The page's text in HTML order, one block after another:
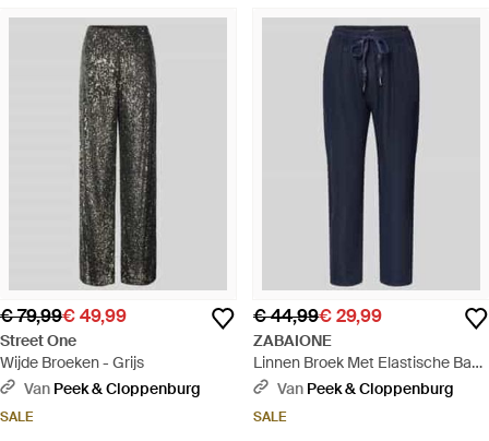
€ 79,99€ 49,99
Street One
Wijde Broeken - Grijs
Van Peek & Cloppenburg
SALE
€ 44,99€ 29,99
ZABAIONE
Linnen Broek Met Elastische Band
- Blauw
Van Peek & Cloppenburg
SALE